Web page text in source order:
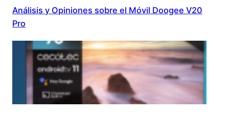
Análisis y Opiniones sobre el Móvil Doogee V20
Pro